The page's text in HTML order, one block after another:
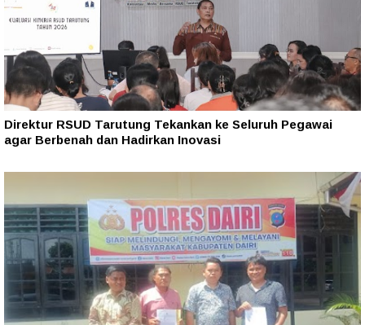
Direktur RSUD Tarutung Tekankan ke Seluruh Pegawai
agar Berbenah dan Hadirkan Inovasi